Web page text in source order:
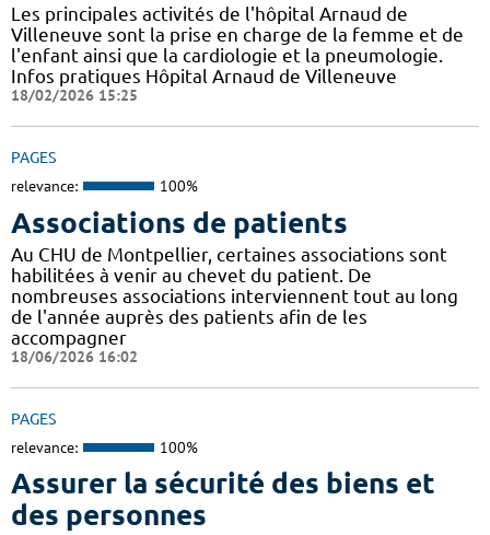
Les principales activités de l'hôpital Arnaud de
Villeneuve sont la prise en charge de la femme et de
l'enfant ainsi que la cardiologie et la pneumologie.
Infos pratiques Hôpital Arnaud de Villeneuve
18/02/2026 15:25
PAGES
relevance: 100%
Associations de patients
Au CHU de Montpellier, certaines associations sont
habilitées à venir au chevet du patient. De
nombreuses associations interviennent tout au long
de l'année auprès des patients afin de les
accompagner
18/06/2026 16:02
PAGES
relevance: 100%
Assurer la sécurité des biens et
des personnes